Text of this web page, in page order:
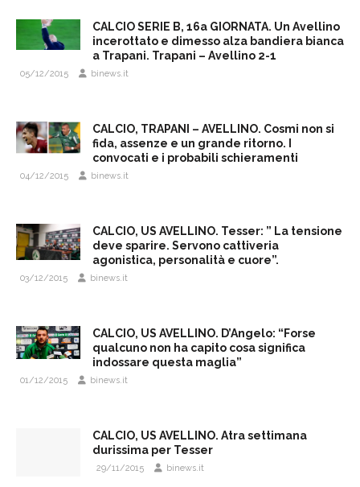
CALCIO SERIE B, 16a GIORNATA. Un Avellino
incerottato e dimesso alza bandiera bianca
a Trapani. Trapani – Avellino 2-1
05/12/2015 binews.it
CALCIO, TRAPANI – AVELLINO. Cosmi non si
fida, assenze e un grande ritorno. I
convocati e i probabili schieramenti
04/12/2015 binews.it
CALCIO, US AVELLINO. Tesser: ” La tensione
deve sparire. Servono cattiveria
agonistica, personalità e cuore”.
03/12/2015 binews.it
CALCIO, US AVELLINO. D’Angelo: “Forse
qualcuno non ha capito cosa significa
indossare questa maglia”
01/12/2015 binews.it
CALCIO, US AVELLINO. Atra settimana
durissima per Tesser
29/11/2015 binews.it